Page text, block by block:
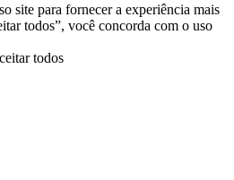
site para fornecer a experiência mais
todos”, você concorda com o uso
todos